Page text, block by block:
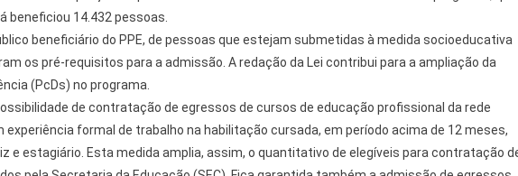
beneficiou 14.432 pessoas.
beneficiário do PPE, de pessoas que estejam submetidas à medida socioeducativa
os pré-requisitos para a admissão. A redação da Lei contribui para a ampliação da
(PcDs) no programa.
de contratação de egressos de cursos de educação profissional da rede
formal de trabalho na habilitação cursada, em período acima de 12 meses,
e estagiário. Esta medida amplia, assim, o quantitativo de elegíveis para contratação